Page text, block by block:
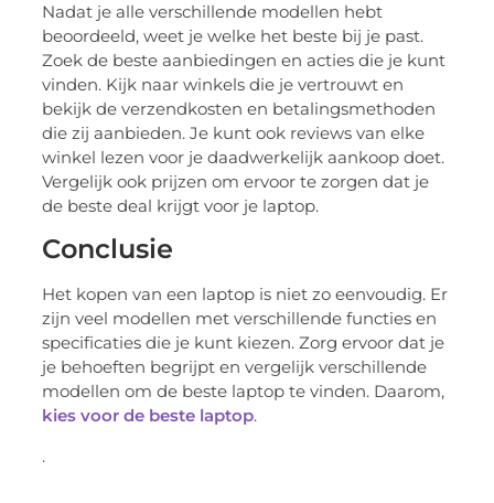
Nadat je alle verschillende modellen hebt
beoordeeld, weet je welke het beste bij je past.
Zoek de beste aanbiedingen en acties die je kunt
vinden. Kijk naar winkels die je vertrouwt en
bekijk de verzendkosten en betalingsmethoden
die zij aanbieden. Je kunt ook reviews van elke
winkel lezen voor je daadwerkelijk aankoop doet.
Vergelijk ook prijzen om ervoor te zorgen dat je
de beste deal krijgt voor je laptop.
Conclusie
Het kopen van een laptop is niet zo eenvoudig. Er
zijn veel modellen met verschillende functies en
specificaties die je kunt kiezen. Zorg ervoor dat je
je behoeften begrijpt en vergelijk verschillende
modellen om de beste laptop te vinden. Daarom,
kies voor de beste laptop.
.